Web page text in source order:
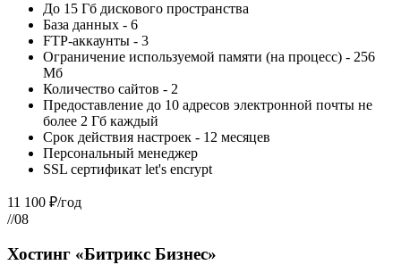
До 15 Гб дискового пространства
База данных - 6
FTP-аккаунты - 3
Ограничение используемой памяти (на процесс) - 256
Мб
Количество сайтов - 2
Предоставление до 10 адресов электронной почты не
более 2 Гб каждый
Срок действия настроек - 12 месяцев
Персональный менеджер
SSL сертификат let's encrypt
11 100 ₽/год
//08
Хостинг «Битрикс Бизнес»